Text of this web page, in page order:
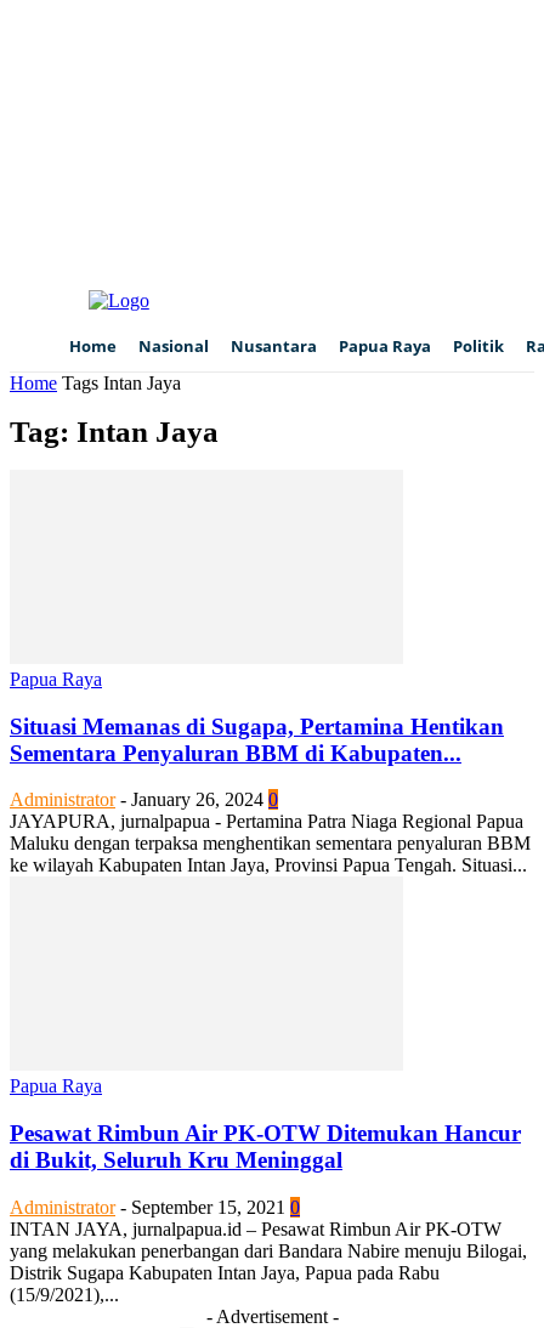
Home Nasional Nusantara Papua Raya Politik
Home Tags Intan Jaya
Tag: Intan Jaya
Papua Raya
Situasi Memanas di Sugapa, Pertamina Hentikan
Sementara Penyaluran BBM di Kabupaten...
Administrator - January 26, 2024 0
JAYAPURA, jurnalpapua - Pertamina Patra Niaga Regional Papua
Maluku dengan terpaksa menghentikan sementara penyaluran BBM
ke wilayah Kabupaten Intan Jaya, Provinsi Papua Tengah. Situasi...
Papua Raya
Pesawat Rimbun Air PK-OTW Ditemukan Hancur
di Bukit, Seluruh Kru Meninggal
Administrator - September 15, 2021 0
INTAN JAYA, jurnalpapua.id – Pesawat Rimbun Air PK-OTW
yang melakukan penerbangan dari Bandara Nabire menuju Bilogai,
Distrik Sugapa Kabupaten Intan Jaya, Papua pada Rabu
(15/9/2021),...
- Advertisement -